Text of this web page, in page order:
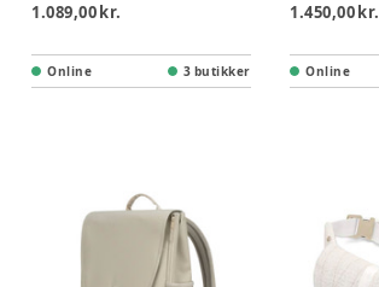
1.089,00 kr.
Online 3 butikker
1.450,00 kr.
Online